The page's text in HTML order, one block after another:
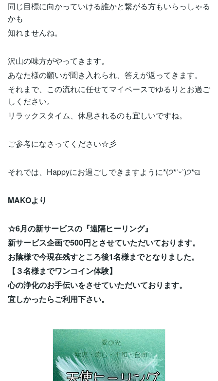
同じ目標に向かっていける誰かと繋がる方もいらっしゃる
かも
知れませんね。
沢山の味方がやってきます。
あなた様の願いが聞き入れられ、答えが返ってきます。
それまで、この流れに任せてマイペースでゆるりとお過ご
しください。
リラックスタイム、休息されるのも宜しいですね。
ご参考になさってください☆彡
それでは、Happyにお過ごしできますように*(੭*ˊᵕˋ)੭*ଘ
MAKOより
☆6月の新サービスの『遠隔ヒーリング』
新サービス企画で500円とさせていただいております。
お陰様で今現在残すところ後1名様までとなりました。
【３名様までワンコイン体験】
心の浄化のお手伝いをさせていただいております。
宜しかったらご利用下さい。